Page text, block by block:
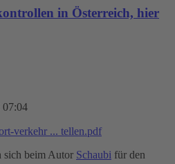
in Österreich, hier
07:04
verkehr ... tellen.pdf
sich beim Autor Schaubi für den